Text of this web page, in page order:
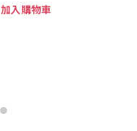
加入購物車